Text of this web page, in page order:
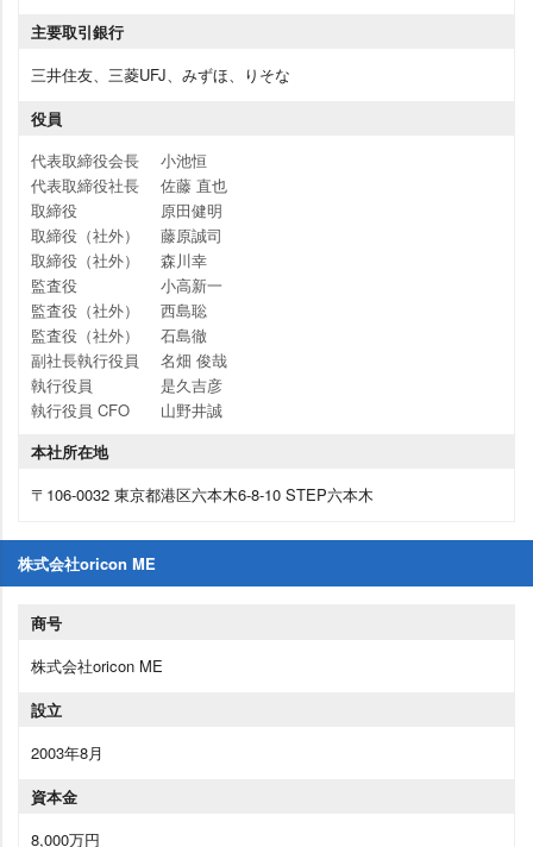
主要取引銀行
三井住友、三菱UFJ、みずほ、りそな
役員
代表取締役会長
小池恒
代表取締役社長
佐藤 直也
取締役
原田健明
取締役（社外）
藤原誠司
取締役（社外）
森川幸
監査役
小高新一
監査役（社外）
西島聡
監査役（社外）
石島徹
副社長執行役員
名畑 俊哉
執行役員
是久吉彦
執行役員 CFO
山野井誠
本社所在地
〒106-0032 東京都港区六本木6-8-10 STEP六本木
株式会社oricon ME
商号
株式会社oricon ME
設立
2003年8月
資本金
8,000万円